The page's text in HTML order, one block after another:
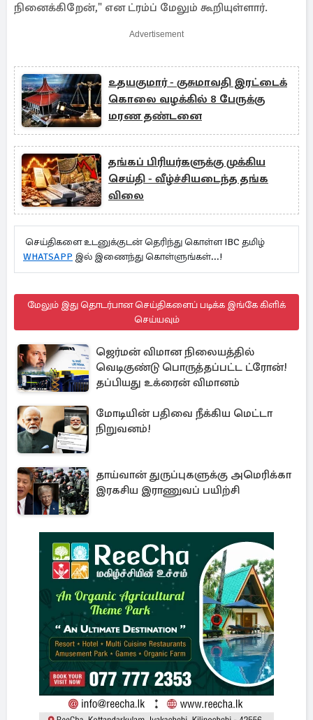
நினைக்கிறேன்," என ட்ரம்ப் மேலும் கூறியுள்ளார்.
Advertisement
உதயகுமார் - குசுமாவதி இரட்டைக்
கொலை வழக்கில் 8 பேருக்கு
மரண தண்டனை
தங்கப் பிரியர்களுக்கு முக்கிய
செய்தி - வீழ்ச்சியடைந்த தங்க
விலை
செய்திகளை உடனுக்குடன் தெரிந்து கொள்ள IBC தமிழ்
WHATSAPP இல் இணைந்து கொள்ளுங்கள்...!
மேலும் இது தொடர்பான செய்திகளைப் படிக்க இங்கே கிளிக்
செய்யவும்
ஜெர்மன் விமான நிலையத்தில்
வெடிகுண்டு பொருத்தப்பட்ட ட்ரோன்!
தப்பியது உக்ரைன் விமானம்
மோடியின் பதிவை நீக்கிய மெட்டா
நிறுவனம்!
தாய்வான் துருப்புகளுக்கு அமெரிக்கா
இரகசிய இராணுவப் பயிற்சி